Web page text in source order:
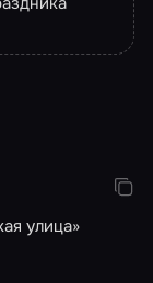
улица»